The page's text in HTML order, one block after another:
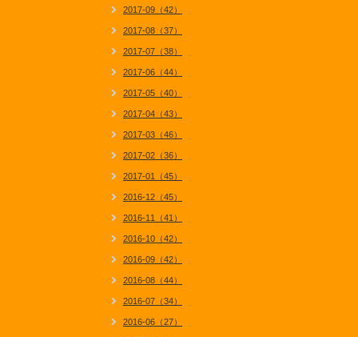
2017-09（42）
2017-08（37）
2017-07（38）
2017-06（44）
2017-05（40）
2017-04（43）
2017-03（46）
2017-02（36）
2017-01（45）
2016-12（45）
2016-11（41）
2016-10（42）
2016-09（42）
2016-08（44）
2016-07（34）
2016-06（27）